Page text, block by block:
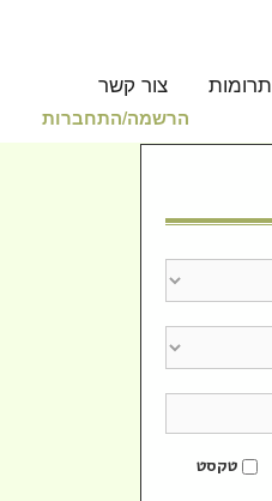
תרומות צור קשר
הרשמה/התחברות
טקסט